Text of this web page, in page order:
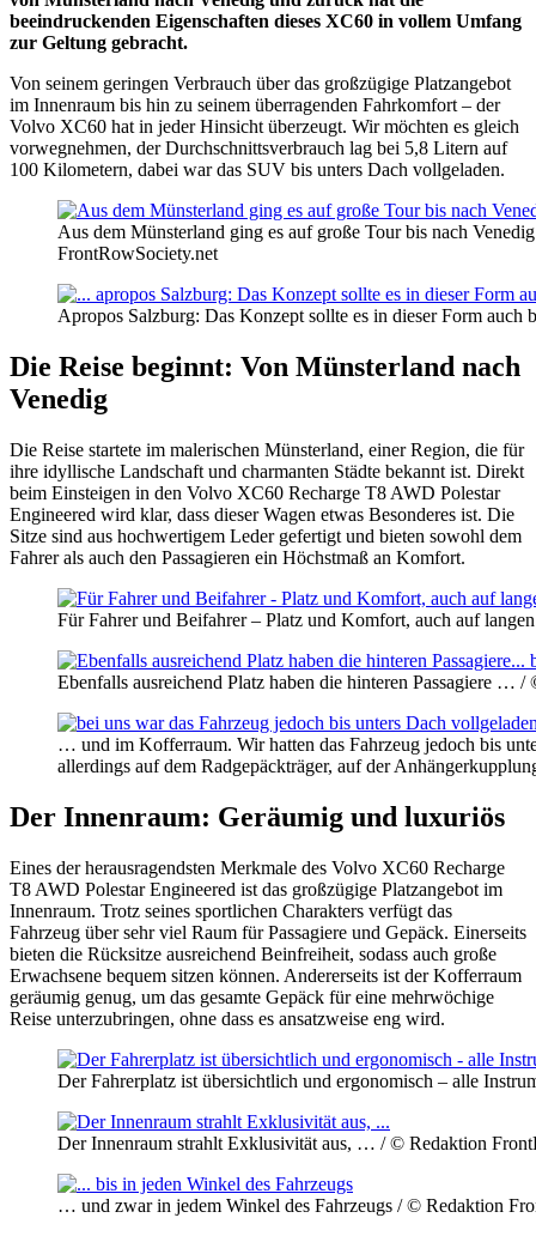
beeindruckenden Eigenschaften dieses XC60 in vollem Umfang
zur Geltung gebracht.
Von seinem geringen Verbrauch über das großzügige Platzangebot
im Innenraum bis hin zu seinem überragenden Fahrkomfort – der
Volvo XC60 hat in jeder Hinsicht überzeugt. Wir möchten es gleich
vorwegnehmen, der Durchschnittsverbrauch lag bei 5,8 Litern auf
100 Kilometern, dabei war das SUV bis unters Dach vollgeladen.
Aus dem Münsterland ging es auf große Tour bis nach
FrontRowSociety.net
Apropos Salzburg: Das Konzept sollte es in dieser Form
Die Reise beginnt: Von Münsterland nach
Venedig
Die Reise startete im malerischen Münsterland, einer Region, die für
ihre idyllische Landschaft und charmanten Städte bekannt ist. Direkt
beim Einsteigen in den Volvo XC60 Recharge T8 AWD Polestar
Engineered wird klar, dass dieser Wagen etwas Besonderes ist. Die
Sitze sind aus hochwertigem Leder gefertigt und bieten sowohl dem
Fahrer als auch den Passagieren ein Höchstmaß an Komfort.
Für Fahrer und Beifahrer – Platz und Komfort, auch auf
Ebenfalls ausreichend Platz haben die hinteren Passagiere …
… und im Kofferraum. Wir hatten das Fahrzeug jedoch bis
allerdings auf dem Radgepäckträger, auf der
Der Innenraum: Geräumig und luxuriös
Eines der herausragendsten Merkmale des Volvo XC60 Recharge
T8 AWD Polestar Engineered ist das großzügige Platzangebot im
Innenraum. Trotz seines sportlichen Charakters verfügt das
Fahrzeug über sehr viel Raum für Passagiere und Gepäck. Einerseits
bieten die Rücksitze ausreichend Beinfreiheit, sodass auch große
Erwachsene bequem sitzen können. Andererseits ist der Kofferraum
geräumig genug, um das gesamte Gepäck für eine mehrwöchige
Reise unterzubringen, ohne dass es ansatzweise eng wird.
Der Fahrerplatz ist übersichtlich und ergonomisch – alle
Der Innenraum strahlt Exklusivität aus, … / © Redaktion
… und zwar in jedem Winkel des Fahrzeugs / © Redaktion